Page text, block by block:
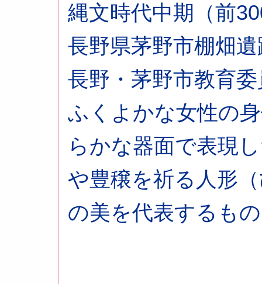
縄文時代中期（前
長野県茅野市棚畑
長野・茅野市教育
ふくよかな女性の
らかな器面で表現
や豊穣を祈る人形
の美を代表するも